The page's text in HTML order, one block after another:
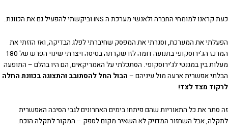
כעת קראנו למומחי החברה ולאנשי מערכת ה INS וביקשתי להפעיל גם את הכוונת.
הפעלתי את המערכת, וסגרתי את המפסק שחיברתי לפלג הבדיקה, ואז הזזתי את
המרכז הג'ירוסקופי בתנועה דומה לזו שקרתה בטיסה ויצרתי שינוי הפרש של 180
מעלות בין במגנטי לג'ירוסקופי. הסתכלתי על האמריקאים, הם היו בהלם – התופעה
הבלתי אפשרית ארעה מול עיניהם – הבול החל להסתובב והתצוגה בכוונת החלה
לרקוד מצד לצד!
זה סתר את כל התאוריות שהם פיתחו בימים האחרונים לגבי הסיבה האפשרית
לתקלה, אבל השחזור המדויק לא השאיר מקום לספק – המקור לתקלה הוכח.